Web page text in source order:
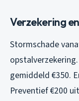
Verzekering
Stormschade
gemiddeld €350.
Preventief €200